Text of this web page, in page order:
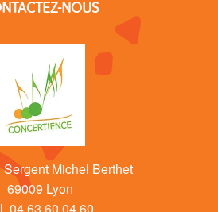
NOUS
Michel Berthet
69009 Lyon
04 63 60 04 60